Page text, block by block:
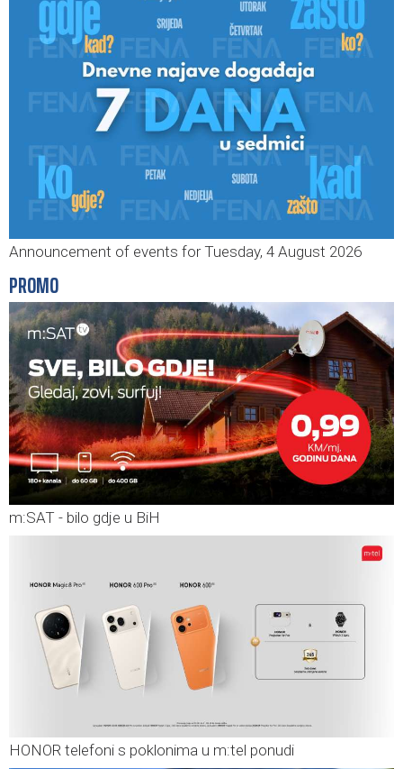
Announcement of events for Tuesday, 4 August 2026
PROMO
m:SAT - bilo gdje u BiH
HONOR telefoni s poklonima u m:tel ponudi